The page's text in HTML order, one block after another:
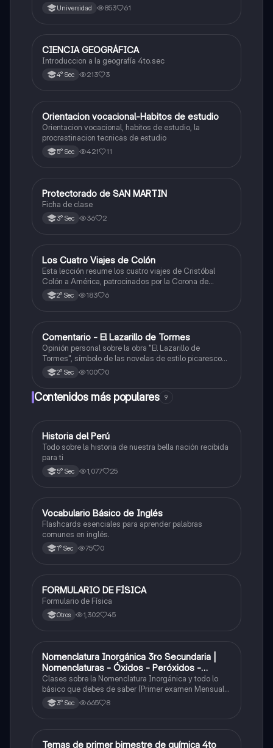
Universidad 853 61
Ciencias Sociales
CIENCIA GEOGRÁFICA
Introduccion a la geografía 4to.sec
4° Sec 213 3
Ciencias Sociales
Orientacion vocacional-Habitos de estudio
Orientacion vocacional, habitos de estudio, la
procrastinacion tecnicas de estudio
5° Sec 421 11
Ciencias Sociales
Protectorado de SAN MARTIN
Ficha de clase
3° Sec 36 2
Ciencias Sociales
Los Cuatro Viajes de Colón
Esta lección resume los cuatro viajes de Cristóbal
Colón a América, patrocinados por la Corona de
Castilla, destacando sus objetivos, rutas y
descubrimientos.
2° Sec 183 6
Castellano
Comentario - El Lazarillo de Tormes
Opinión personal sobre la obra "El Lazarillo de
Tormes", símbolo de las novelas de estilo picaresco
en la literatura española.
2° Sec 100 0
Contenidos más populares 9
Ciencias Sociales
Historia del Perú
Todo sobre la historia de nuestra bella nación recibida
para ti
5° Sec 1,077 25
VInglés
Vocabulario Básico de Inglés
Flashcards esenciales para aprender palabras
comunes en inglés.
1° Sec 75 0
Física
FORMULARIO DE FÍSICA
Formulario de Física
Otros 1,302 45
Química
Nomenclatura Inorgánica 3ro Secundaria |
Nomenclaturas - Óxidos - Peróxidos -
Hidróxido o Bases
Clases sobre la Nomenclatura Inorgánica y todo lo
básico que debes de saber (Primer examen Mensual
2025)3° Sec 665 8
Química
Temas de primer bimestre de química 4to